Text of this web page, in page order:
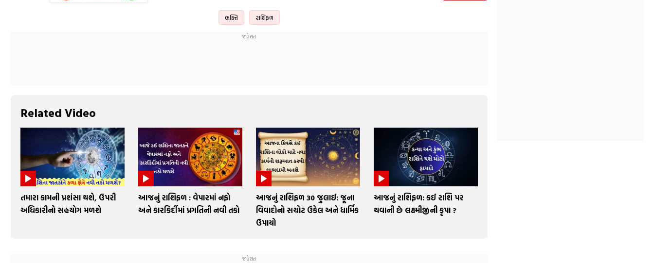
ભક્તિ રાશિફળ
Related Video
તમારા કામની પ્રશંસા થશે, ઉપરી
અધિકારીનો સહયોગ મળશે
આજનું રાશિફળ : વેપારમાં નફો
અને કારકિર્દીમાં પ્રગતિની નવી તકો
આજનું રાશિફળ 30 જુલાઈ: જૂના
વિવાદોનો સચોટ ઉકેલ અને ધાર્મિક
ઉપાયો
આજનું રાશિફળ: કઈ રાશિ પર
થવાની છે લક્ષ્મીજીની કૃપા ?